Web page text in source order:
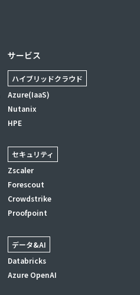
サービス
ハイブリッドクラウド
Azure(IaaS)
Nutanix
HPE
セキュリティ
Zscaler
Forescout
Crowdstrike
Proofpoint
データ&AI
Databricks
Azure OpenAI